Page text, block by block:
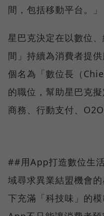
間，包括移動平台。」
星巴克決定在以數位
間」持續為消費者提
個名為「數位長（
的職位，幫助星巴克
商務、行動支付、
##用App打造數位生
域尋求異業結盟機會
下充滿「科技味」的